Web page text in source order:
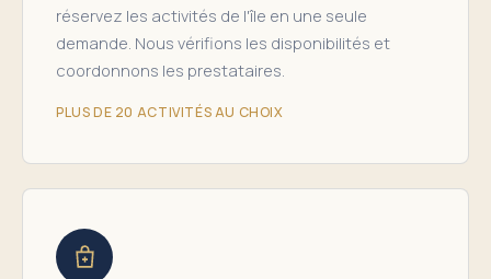
réservez les activités de l'île en une seule
demande. Nous vérifions les disponibilités et
coordonnons les prestataires.
PLUS DE 20 ACTIVITÉS AU CHOIX